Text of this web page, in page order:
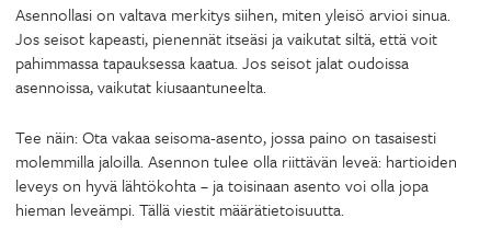
Asennollasi on valtava merkitys siihen, miten yleisö arvioi sinua.
Jos seisot kapeasti, pienennät itseäsi ja vaikutat siltä, että voit
pahimmassa tapauksessa kaatua. Jos seisot jalat oudoissa
asennoissa, vaikutat kiusaantuneelta.
Tee näin: Ota vakaa seisoma-asento, jossa paino on tasaisesti
molemmilla jaloilla. Asennon tulee olla riittävän leveä: hartioiden
leveys on hyvä lähtökohta – ja toisinaan asento voi olla jopa
hieman leveämpi. Tällä viestit määrätietoisuutta.